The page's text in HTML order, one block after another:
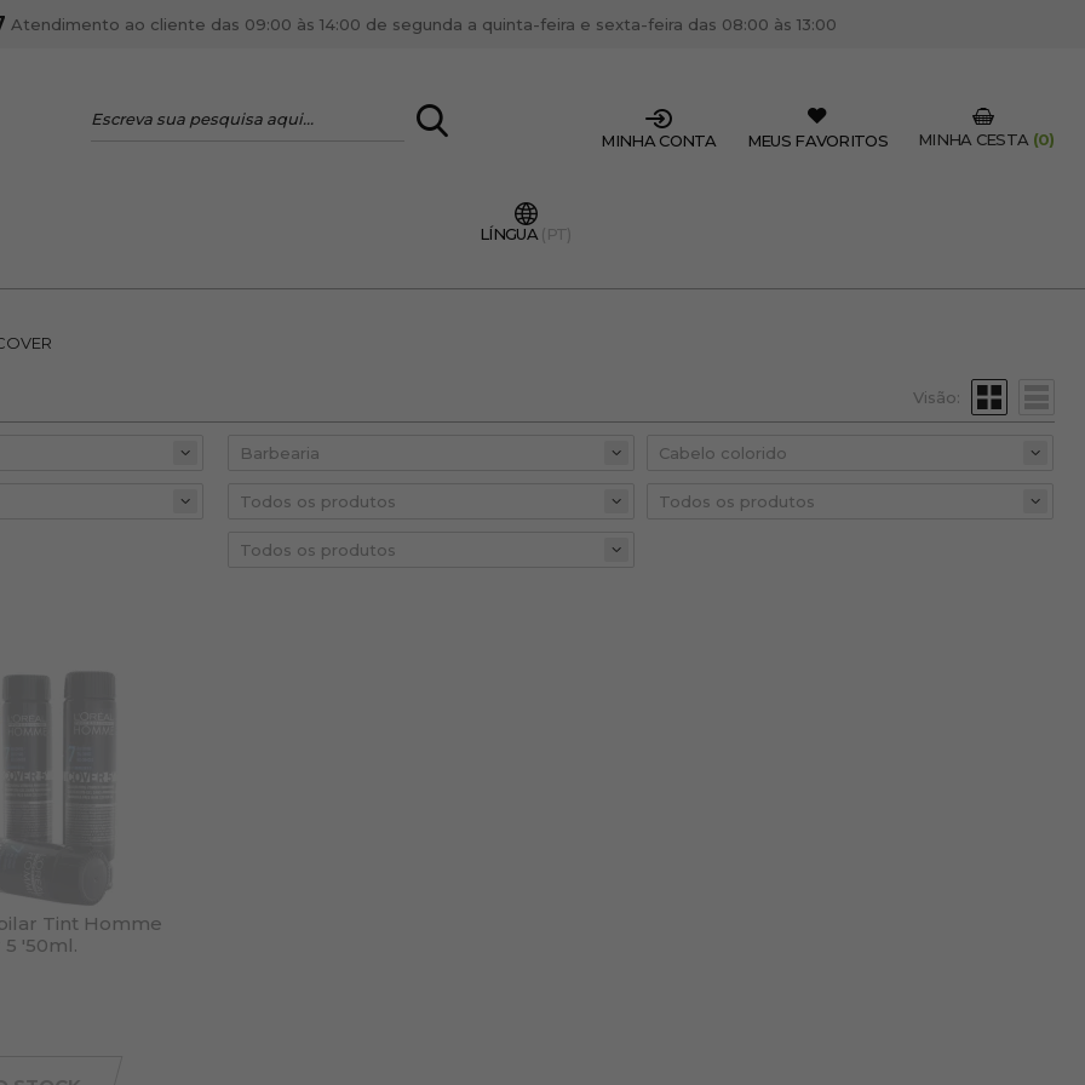
LOGIN
ficar por dentro
CRIAR CONTA PROFISSIONAL
Atendimento ao cliente das 09:00 às 14:00 de segunda a quinta-feira e sexta-feira das 08:00 às 13:00
MINHA CESTA (0)
MEUS FAVORITOS
MINHA CONTA
LÍNGUA (PT)
Visão:
Tint Homme
5 '50ml.